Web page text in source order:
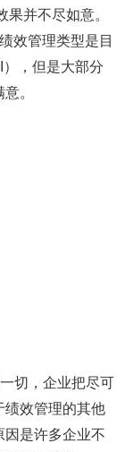
并不尽如意。
效管理类型是目
，但是大部分
。
切，企业把尽可
绩效管理的其他
因是许多企业不